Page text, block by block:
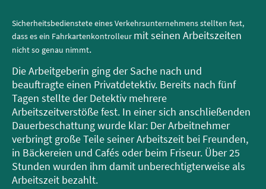
Sicherheitsbedienstete eines Verkehrsunternehmens stellten fest,
dass es ein Fahrkartenkontrolleur mit seinen Arbeitszeiten
nicht so genau nimmt.
Die Arbeitgeberin ging der Sache nach und
beauftragte einen Privatdetektiv. Bereits nach fünf
Tagen stellte der Detektiv mehrere
Arbeitszeitverstöße fest. In einer sich anschließenden
Dauerbeschattung wurde klar: Der Arbeitnehmer
verbringt große Teile seiner Arbeitszeit bei Freunden,
in Bäckereien und Cafés oder beim Friseur. Über 25
Stunden wurden ihm damit unberechtigterweise als
Arbeitszeit bezahlt.